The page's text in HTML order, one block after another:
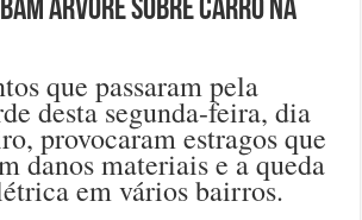
árvore sobre carro na
que passaram pela
desta segunda-feira, dia
provocaram estragos que
danos materiais e a queda
em vários bairros.